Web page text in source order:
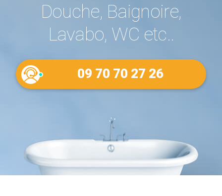
Douche, Baignoire,
Lavabo, WC etc..
09 70 70 27 26